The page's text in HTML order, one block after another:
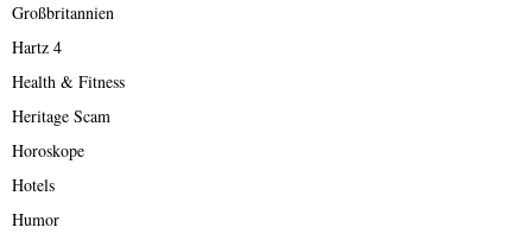
Großbritannien
Hartz 4
Health & Fitness
Heritage Scam
Horoskope
Hotels
Humor